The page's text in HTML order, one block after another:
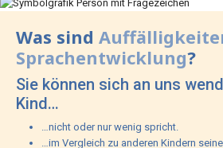
Was sind
Sprachentwicklung?
Sie können sich an uns
Kind…
…nicht oder nur wenig spricht.
…im Vergleich zu anderen Kindern